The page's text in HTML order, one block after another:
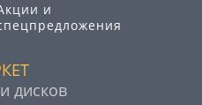
и
дисков